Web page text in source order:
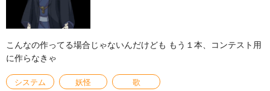
こんなの作ってる場合じゃないんだけども もう１本、コンテスト用
に作らなきゃ
システム 妖怪 歌